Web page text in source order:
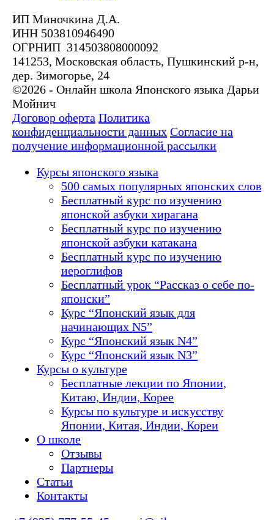
ИП Миночкина Д.А.
ИНН 503810946490
ОГРНИП 314503808000092
141253, Московская область, Пушкинский р-н,
дер. Зимогорье, 24
©2026 - Онлайн школа Японского языка Дарьи
Мойнич
Договор оферта Политика
конфиденциальности данных Согласие на
получение информационной рассылки
Курсы японского языка
500 самых популярных японских слов
Бесплатный курс по изучению
японской азбуки хирагана
Бесплатный курс по изучению
японской азбуки катакана
Бесплатный курс по изучению
иероглифов
Бесплатный урок “Рассказ о себе по-
японски”
Курс “Японский язык для
начинающих N5”
Курс “Японский язык N4”
Курс “Японский язык N3”
Курсы о культуре
Бесплатные лекции по Японии,
Китаю, Индии, Корее
Курсы по культуре и искусству
Японии, Китая, Индии, Кореи
О школе
Отзывы
Партнеры
Статьи
Контакты